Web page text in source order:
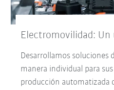
Electromovilidad: Un
Desarrollamos soluciones
manera individual para
producción automatizada